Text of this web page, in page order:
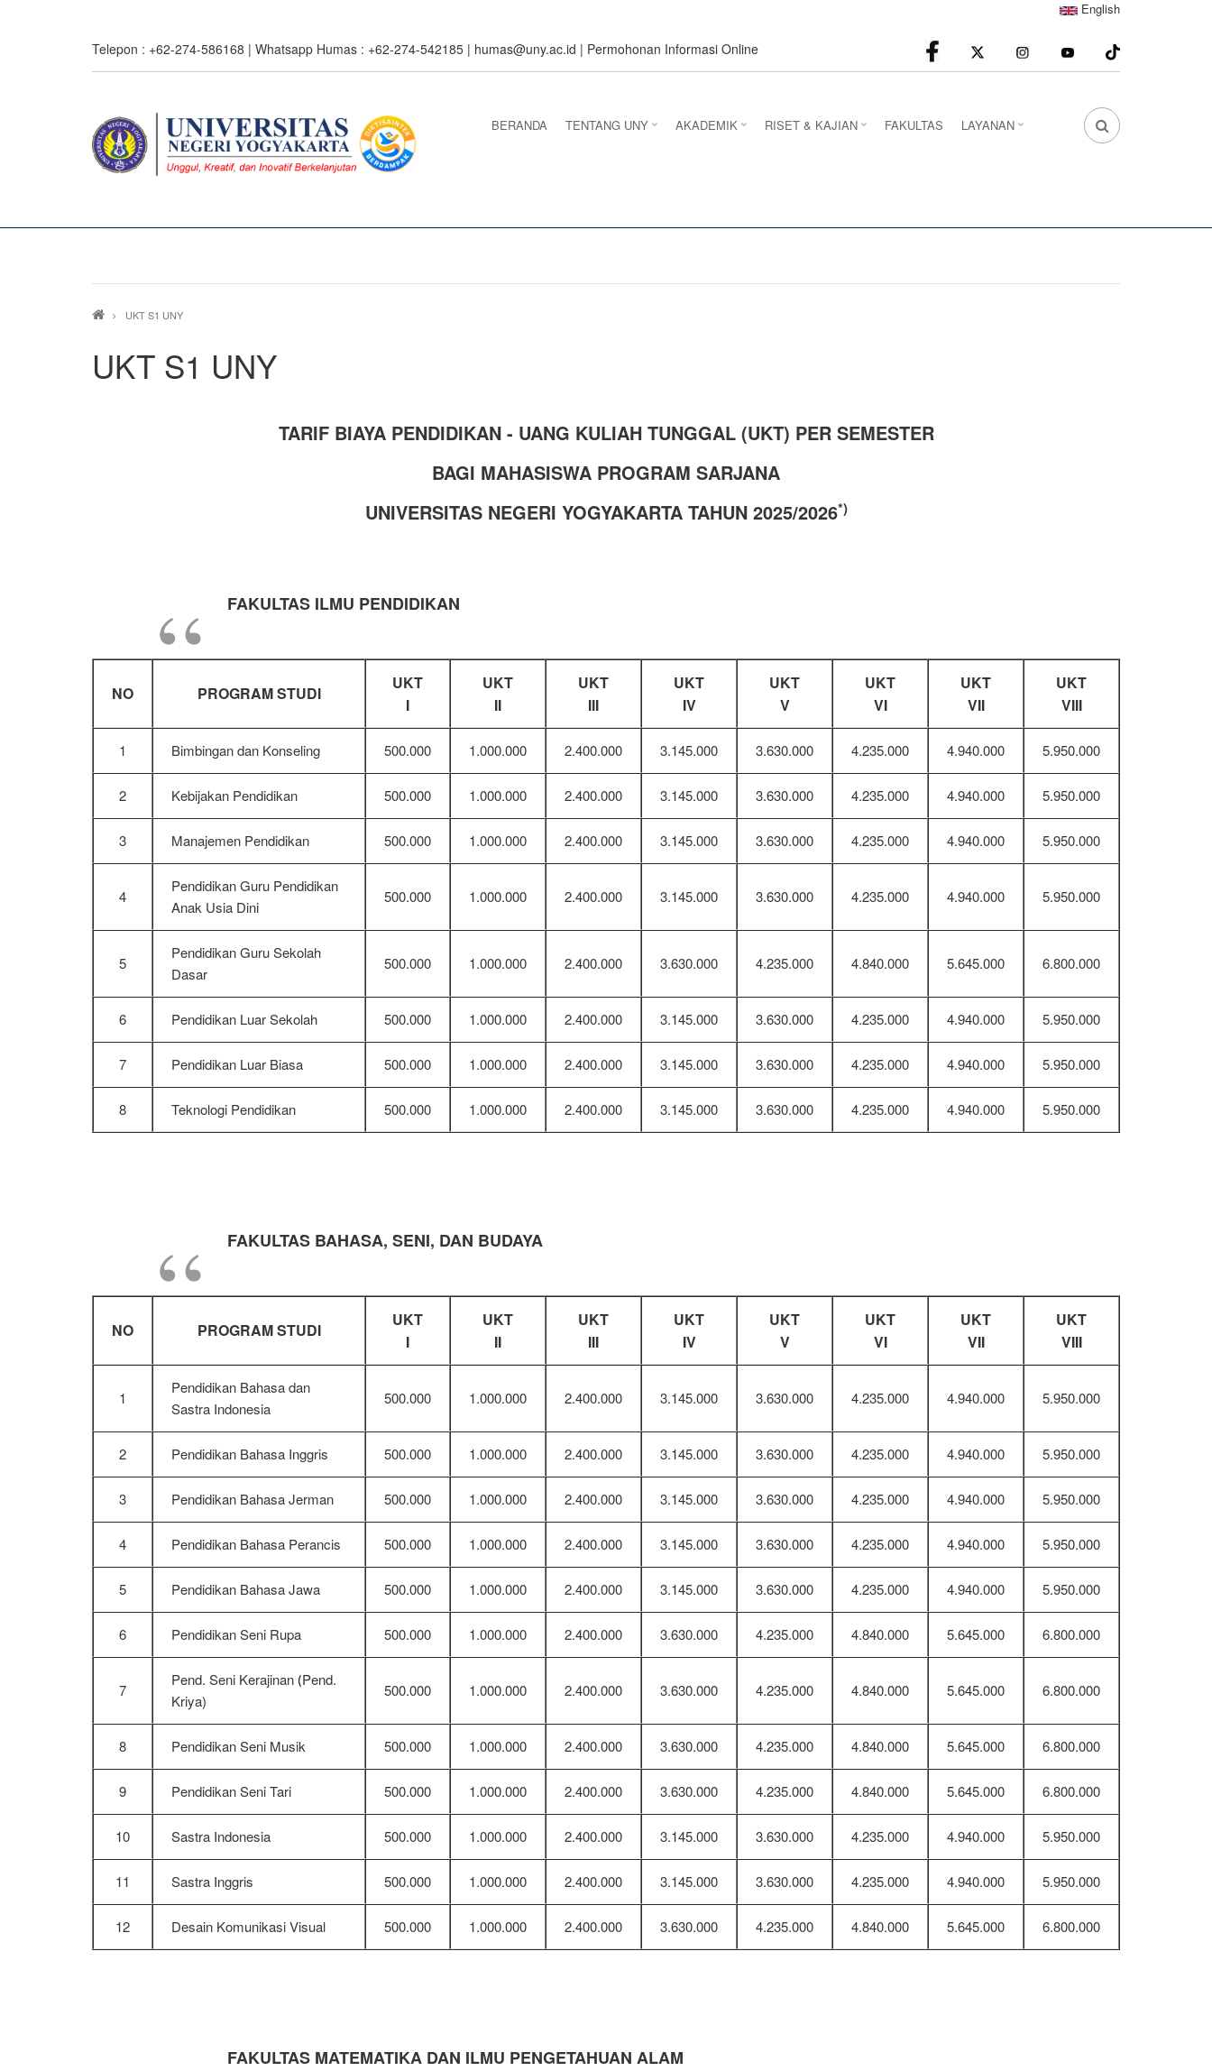
English
Telepon : +62-274-586168 | Whatsapp Humas : +62-274-542185 | humas@uny.ac.id | Permohonan Informasi Online facebook Instagram youtube
FA
BERANDA TENTANG UNY AKADEMIK RISET & KAJIAN FAKULTAS LAYANAN
Breadcrumb
UKT S1 UNY
UKT S1 UNY
TARIF BIAYA PENDIDIKAN - UANG KULIAH TUNGGAL (UKT) PER SEMESTER
BAGI MAHASISWA PROGRAM SARJANA
UNIVERSITAS NEGERI YOGYAKARTA TAHUN 2025/2026*)
FAKULTAS ILMU PENDIDIKAN
NO PROGRAM STUDI
UKT
I
UKT
II
UKT
III
UKT
IV
UKT
V
UKT
VI
UKT
VII
UKT
VIII
1 Bimbingan dan Konseling 500.000 1.000.000 2.400.000 3.145.000 3.630.000 4.235.000 4.940.000 5.950.000
2 Kebijakan Pendidikan 500.000 1.000.000 2.400.000 3.145.000 3.630.000 4.235.000 4.940.000 5.950.000
3 Manajemen Pendidikan 500.000 1.000.000 2.400.000 3.145.000 3.630.000 4.235.000 4.940.000 5.950.000
4
Pendidikan Guru Pendidikan
Anak Usia Dini
500.000 1.000.000 2.400.000 3.145.000 3.630.000 4.235.000 4.940.000 5.950.000
5
Pendidikan Guru Sekolah
Dasar
500.000 1.000.000 2.400.000 3.630.000 4.235.000 4.840.000 5.645.000 6.800.000
6 Pendidikan Luar Sekolah 500.000 1.000.000 2.400.000 3.145.000 3.630.000 4.235.000 4.940.000 5.950.000
7 Pendidikan Luar Biasa 500.000 1.000.000 2.400.000 3.145.000 3.630.000 4.235.000 4.940.000 5.950.000
8 Teknologi Pendidikan 500.000 1.000.000 2.400.000 3.145.000 3.630.000 4.235.000 4.940.000 5.950.000
FAKULTAS BAHASA, SENI, DAN BUDAYA
NO PROGRAM STUDI
UKT
I
UKT
II
UKT
III
UKT
IV
UKT
V
UKT
VI
UKT
VII
UKT
VIII
1
Pendidikan Bahasa dan
Sastra Indonesia
500.000 1.000.000 2.400.000 3.145.000 3.630.000 4.235.000 4.940.000 5.950.000
2 Pendidikan Bahasa Inggris 500.000 1.000.000 2.400.000 3.145.000 3.630.000 4.235.000 4.940.000 5.950.000
3 Pendidikan Bahasa Jerman 500.000 1.000.000 2.400.000 3.145.000 3.630.000 4.235.000 4.940.000 5.950.000
4 Pendidikan Bahasa Perancis 500.000 1.000.000 2.400.000 3.145.000 3.630.000 4.235.000 4.940.000 5.950.000
5 Pendidikan Bahasa Jawa 500.000 1.000.000 2.400.000 3.145.000 3.630.000 4.235.000 4.940.000 5.950.000
6 Pendidikan Seni Rupa 500.000 1.000.000 2.400.000 3.630.000 4.235.000 4.840.000 5.645.000 6.800.000
7
Pend. Seni Kerajinan (Pend.
Kriya)
500.000 1.000.000 2.400.000 3.630.000 4.235.000 4.840.000 5.645.000 6.800.000
8 Pendidikan Seni Musik 500.000 1.000.000 2.400.000 3.630.000 4.235.000 4.840.000 5.645.000 6.800.000
9 Pendidikan Seni Tari 500.000 1.000.000 2.400.000 3.630.000 4.235.000 4.840.000 5.645.000 6.800.000
10 Sastra Indonesia 500.000 1.000.000 2.400.000 3.145.000 3.630.000 4.235.000 4.940.000 5.950.000
11 Sastra Inggris 500.000 1.000.000 2.400.000 3.145.000 3.630.000 4.235.000 4.940.000 5.950.000
12 Desain Komunikasi Visual 500.000 1.000.000 2.400.000 3.630.000 4.235.000 4.840.000 5.645.000 6.800.000
FAKULTAS MATEMATIKA DAN ILMU PENGETAHUAN ALAM